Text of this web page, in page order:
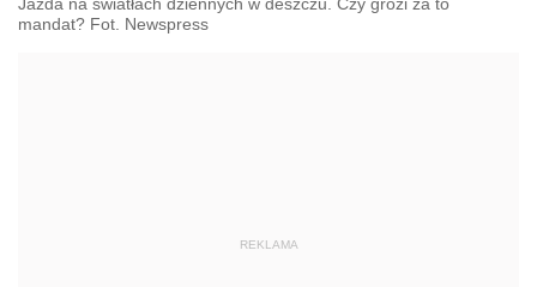
mandat? Fot. Newspress